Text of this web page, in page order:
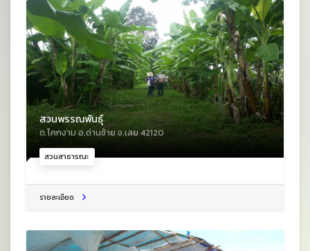
สวนสาธารณะ
สวนพรรณพันธุ์
ต.โคกงาม อ.ด่านซ้าย จ.เลย 42120
รายละเอียด